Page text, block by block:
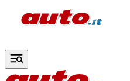
Vai al contenuto principale